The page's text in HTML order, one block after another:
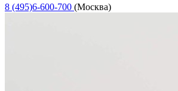
8 (495)6-600-700 (Москва)